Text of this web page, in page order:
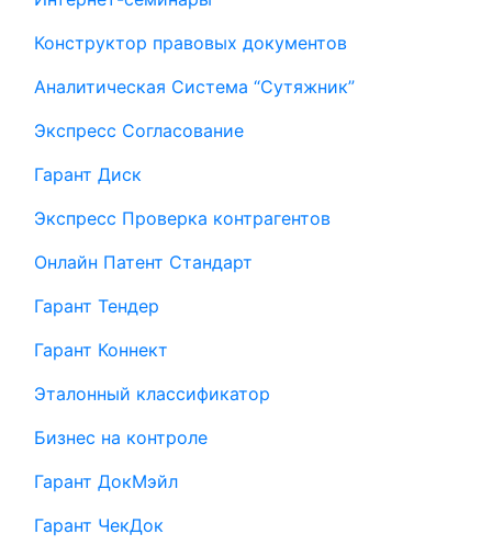
Конструктор правовых документов
Аналитическая Система “Сутяжник”
Экспресс Согласование
Гарант Диск
Экспресс Проверка контрагентов
Онлайн Патент Стандарт
Гарант Тендер
Гарант Коннект
Эталонный классификатор
Бизнес на контроле
Гарант ДокМэйл
Гарант ЧекДок